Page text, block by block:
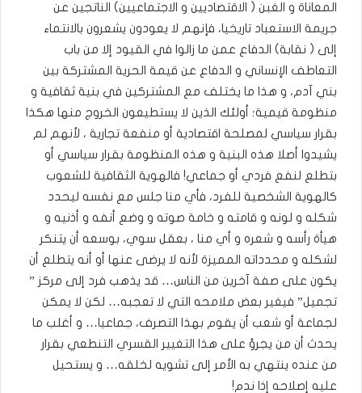
المعاناة و الغبن ( الاقتصاديين و الاجتماعيين) الناتجين عن
جريمة الاستعباد تاريخيا، فإنهم لا يعودون يشعرون بالانتماء
إلى ( نقابة) الدفاع عمن ما زالوا في القيود إلا من باب
التعاطف الإنساني و الدفاع عن قيمة الحرية المشتركة بين
بني آدم، و هذا ما يختلف مع المشتركين في بنية ثقافية و
منظومة قيمية؛ أولئك الذين لا يستطيعون الخروج منها هكذا
بقرار سياسي لمصلحة اقتصادية أو منفعة تجارية ، لأنهم لم
يشيدوا أصلا هذه البنية و هذه المنظومة بقرار سياسي أو
بتطلع لنفع فردي أو جماعي! فالهوية الثقافية للشعوب
كالهوية الشخصية للفرد، فأي منا جلس مع نفسه ليحدد
شكله و لونه و قامته و خامة صوته و وضع أنفه و أذنيه و
هيأة رأسه و شعره و أي منا ، بعقل سوي، بوسعه أن يتنكر
لشكله و محدداته المميزة لأنه لا يرضى عنها أو أنه يتطلع أن
يكون على صفة آخرين من الناس… قد يذهب فرد إلى مركز ”
تجميل” فيغير بعض ملامحه التي لا تعجبه… لكن لا يمكن
لجماعة أو شعب أن يقوم بهذا التصرف، جماعيا… و أغلب ما
يحدث أن من يجرؤ على هذا التغيير القسري التنطعي بقرار
من عنده ينتهي به الأمر إلى تشويه لخلقه… و يستحيل
عليه إصلاحه إذا ندم!